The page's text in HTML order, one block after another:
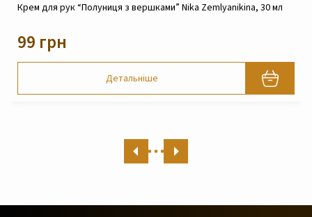
Крем для рук “Полуниця з вершками” Nika Zemlyanikina, 30 мл
99 грн
Детальніше